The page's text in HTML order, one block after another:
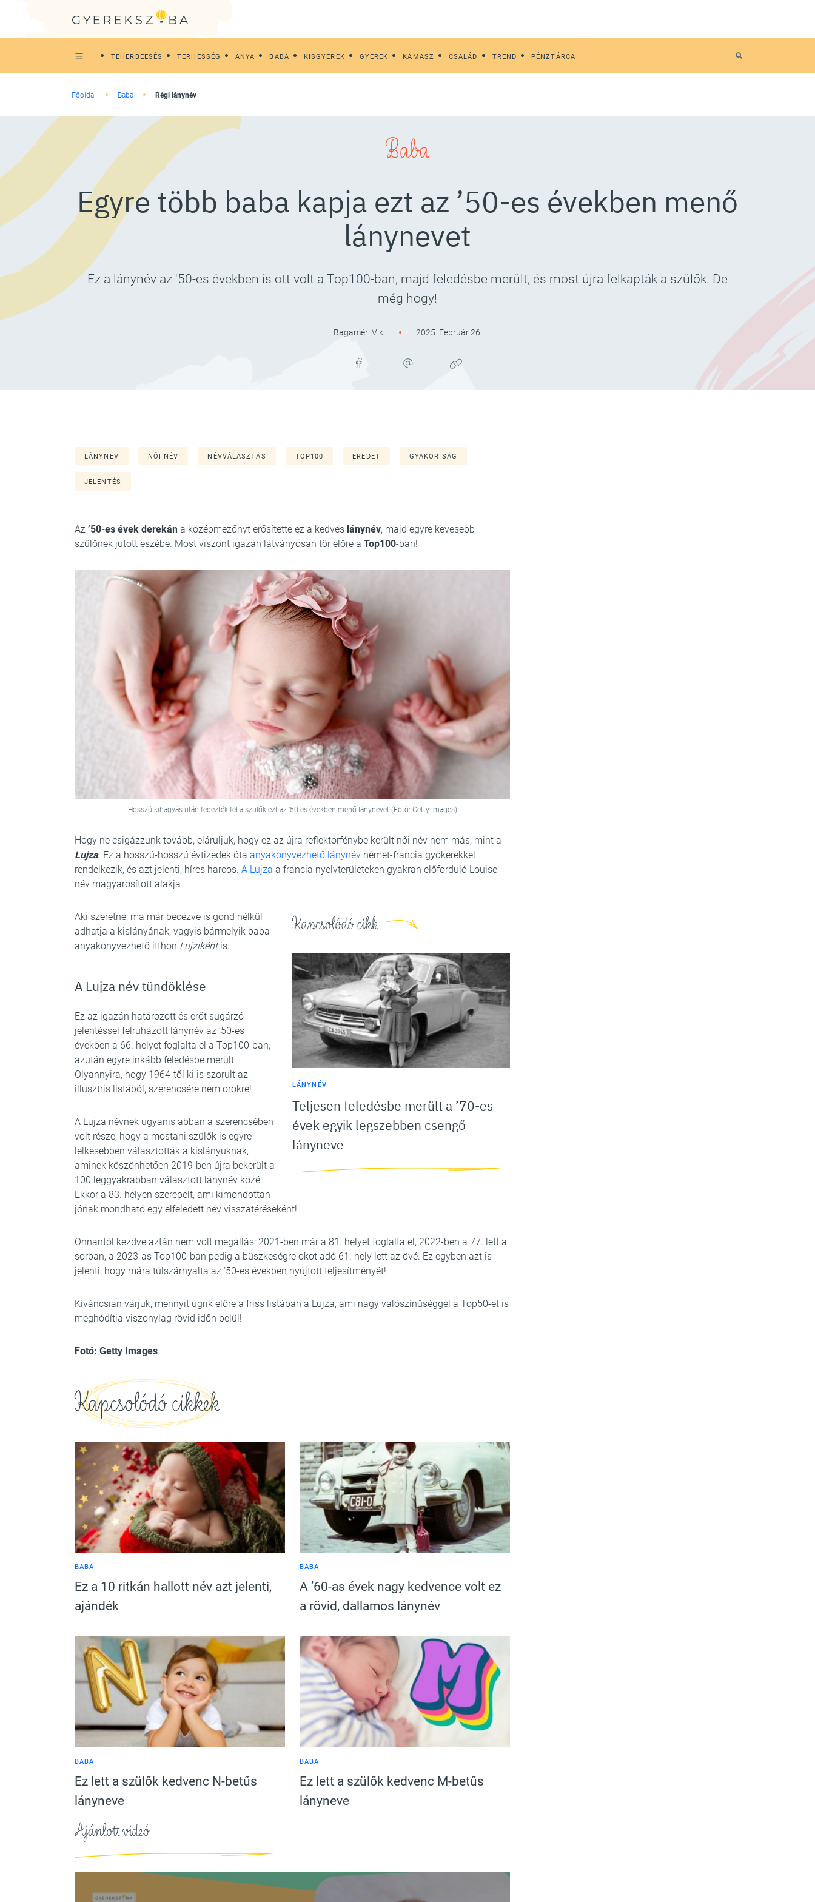
TEHERBEESÉS TERHESSÉG ANYA BABA KISGYEREK GYEREK KAMASZ CSALÁD TREND PÉNZTÁRCA
Főoldal Baba Régi lánynév
Baba
Egyre több baba kapja ezt az ’50-es években menő
lánynevet
Ez a lánynév az '50-es években is ott volt a Top100-ban, majd feledésbe merült, és most újra felkapták a szülők. De
még hogy!
Bagaméri Viki 2025. Február 26.
LÁNYNÉV NŐI NÉV NÉVVÁLASZTÁS TOP100 EREDET GYAKORISÁG
JELENTÉS
Az ’50-es évek derekán a középmezőnyt erősítette ez a kedves lánynév, majd egyre kevesebb
szülőnek jutott eszébe. Most viszont igazán látványosan tör előre a Top100-ban!
Hosszú kihagyás után fedezték fel a szülők ezt az ’50-es években menő lánynevet (Fotó: Getty Images)
Hogy ne csigázzunk tovább, eláruljuk, hogy ez az újra reflektorfénybe került női név nem más, mint a
Lujza. Ez a hosszú-hosszú évtizedek óta anyakönyvezhető lánynév német-francia gyökerekkel
rendelkezik, és azt jelenti, híres harcos. A Lujza a francia nyelvterületeken gyakran előforduló Louise
név magyarosított alakja.
Kapcsolódó cikk
LÁNYNÉV
Teljesen feledésbe merült a ’70-es
évek egyik legszebben csengő
lányneve
Aki szeretné, ma már becézve is gond nélkül
adhatja a kislányának, vagyis bármelyik baba
anyakönyvezhető itthon Lujzikéntis.
A Lujza név tündöklése
Ez az igazán határozott és erőt sugárzó
jelentéssel felruházott lánynév az ’50-es
években a 66. helyet foglalta el a Top100-ban,
azután egyre inkább feledésbe merült.
Olyannyira, hogy 1964-től ki is szorult az
illusztris listából, szerencsére nem örökre!
A Lujza névnek ugyanis abban a szerencsében
volt része, hogy a mostani szülők is egyre
lelkesebben választották a kislányuknak,
aminek köszönhetően 2019-ben újra bekerült a
100 leggyakrabban választott lánynév közé.
Ekkor a 83. helyen szerepelt, ami kimondottan
jónak mondható egy elfeledett név visszatéréseként!
Onnantól kezdve aztán nem volt megállás: 2021-ben már a 81. helyet foglalta el, 2022-ben a 77. lett a
sorban, a 2023-as Top100-ban pedig a büszkeségre okot adó 61. hely lett az övé. Ez egyben azt is
jelenti, hogy mára túlszárnyalta az ’50-es években nyújtott teljesítményét!
Kíváncsian várjuk, mennyit ugrik előre a friss listában a Lujza, ami nagy valószínűséggel a Top50-et is
meghódítja viszonylag rövid időn belül!
Fotó: Getty Images
Kapcsolódó cikkek
BABA
Ez a 10 ritkán hallott név azt jelenti,
ajándék
BABA
A ’60-as évek nagy kedvence volt ez
a rövid, dallamos lánynév
BABA
Ez lett a szülők kedvenc N-betűs
lányneve
BABA
Ez lett a szülők kedvenc M-betűs
lányneve
Ajánlott videó